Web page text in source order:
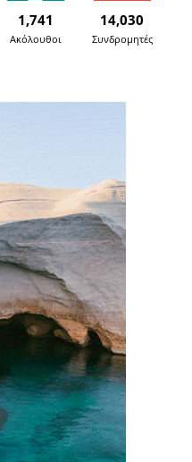
1,741
Ακόλουθοι
14,030
Συνδρομητές